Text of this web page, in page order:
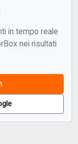
in tempo reale
nei risultati